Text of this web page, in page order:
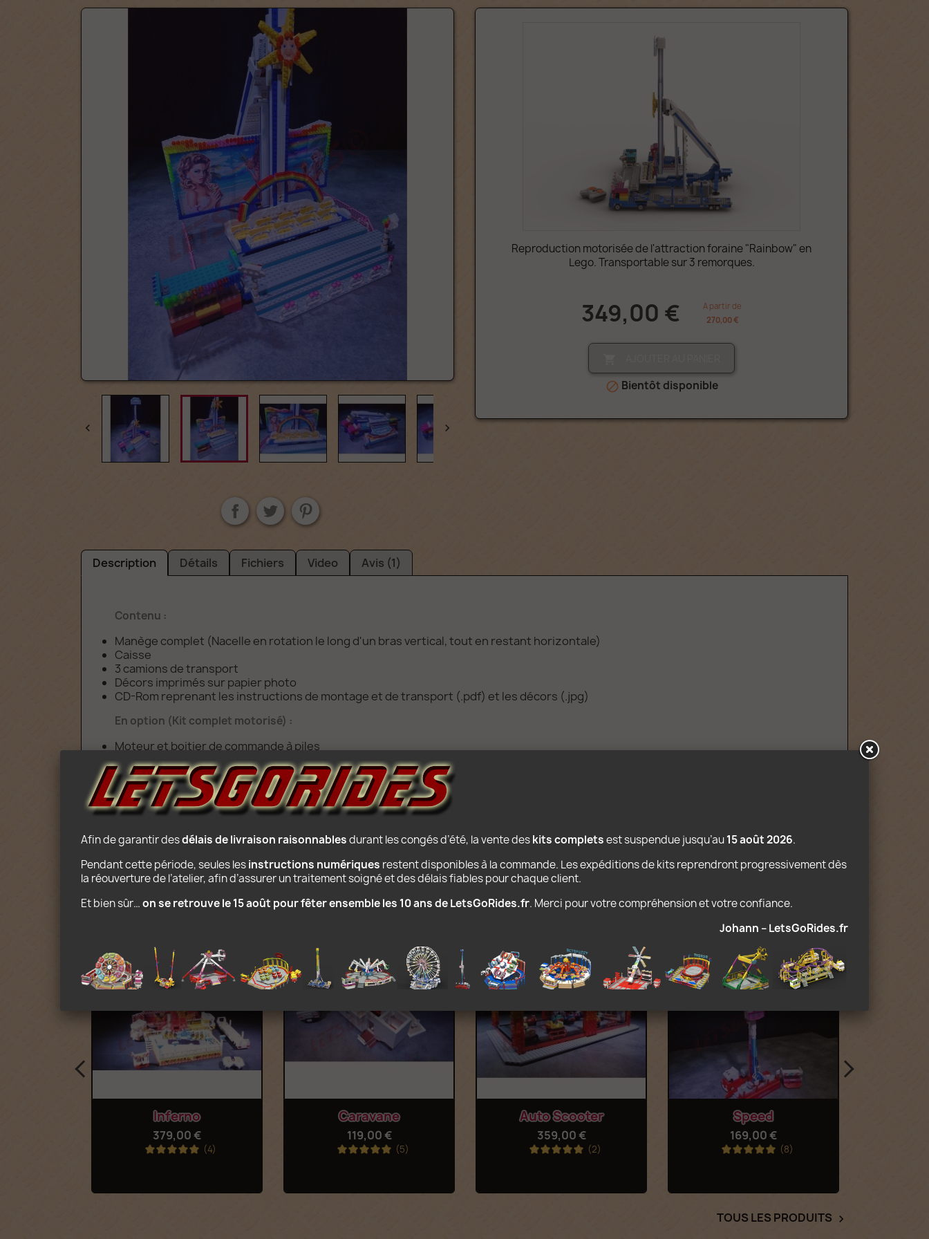
 
Reproduction motorisée de l'attraction foraine "Rainbow" en
Lego. Transportable sur 3 remorques.
349,00 €
A partir de
270,00 €
 Bientôt disponible
Description Détails Fichiers Video Avis (1)
Contenu :
Manège complet (Nacelle en rotation le long d'un bras vertical, tout en restant horizontale)
Caisse
3 camions de transport
Décors imprimés sur papier photo
CD-Rom reprenant les instructions de montage et de transport (.pdf) et les décors (.jpg)
En option (Kit complet motorisé) :
Moteur et boitier de commande à piles
Télécommande infrarouge 8 vitesses, récepteur infrarouge compatibles Lego Power Function
Age : 10+
PRODUITS POPULAIRES
Aperçu rapide
Inferno
379,00 €
(4)
Aperçu rapide
Caravane
119,00 €
(5)
Aperçu rapide
Auto Scooter
359,00 €
(2)
Aperçu rapide
Speed
169,00 €
(8)
TOUS LES PRODUITS 
Afin de garantir des délais de livraison raisonnables durant les congés d’été, la vente des kits complets est suspendue jusqu’au 15 août 2026.
Pendant cette période, seules les instructions numériques restent disponibles à la commande. Les expéditions de kits reprendront progressivement dès
la réouverture de l’atelier, afin d’assurer un traitement soigné et des délais fiables pour chaque client.
Et bien sûr… on se retrouve le 15 août pour fêter ensemble les 10 ans de LetsGoRides.fr. Merci pour votre compréhension et votre confiance.
Johann – LetsGoRides.fr